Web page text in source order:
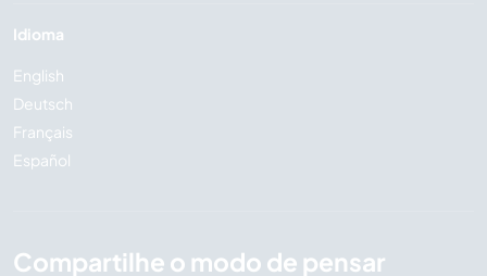
Idioma
English
Deutsch
Français
Español
Compartilhe o modo de pensar